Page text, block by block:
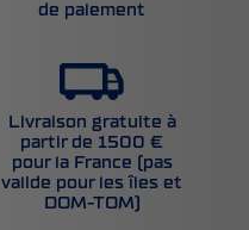
de paiement
Livraison gratuite à
partir de 1500 €
pour la France (pas
valide pour les îles et
DOM-TOM)